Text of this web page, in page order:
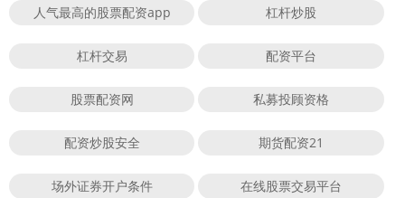
人气最高的股票配资app 杠杆炒股
杠杆交易 配资平台
股票配资网 私募投顾资格
配资炒股安全 期货配资21
场外证券开户条件 在线股票交易平台